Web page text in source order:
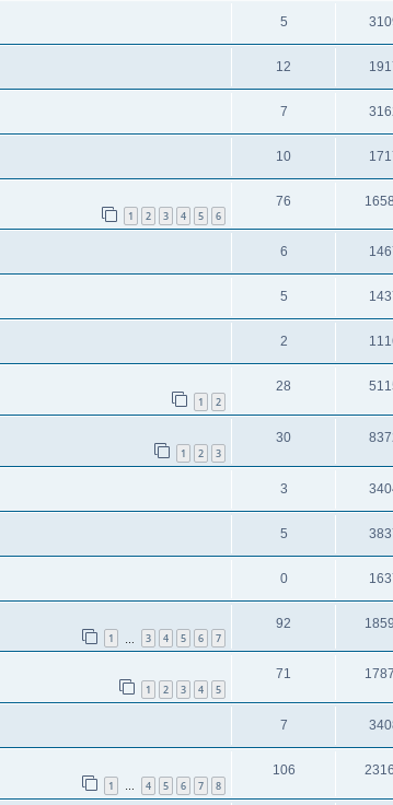
5
12
7
10
1 2 3 4 5 6
76
6
5
2
1 2
28
1 2 3
30
3
5
0
1 3 4 5 6 7
92
1 2 3 4 5
71
7
1 … 4 5 6 7 8
106